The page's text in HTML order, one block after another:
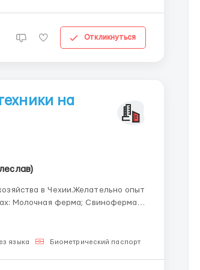
Откликнуться
на
в Чехии.Желательно опыт
языка Биометрический паспорт